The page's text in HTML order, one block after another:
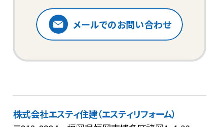
メールでのお問い合わせ
株式会社エスティ住建（エスティリフォーム）